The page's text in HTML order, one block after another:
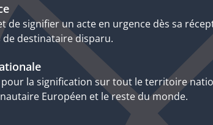
de signifier un acte en urgence dès sa
de destinataire disparu.
la signification sur tout le territoire
Européen et le reste du monde.